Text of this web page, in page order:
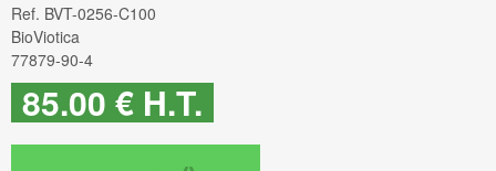
Ref. BVT-0256-C100
BioViotica
77879-90-4
85.00 € H.T.